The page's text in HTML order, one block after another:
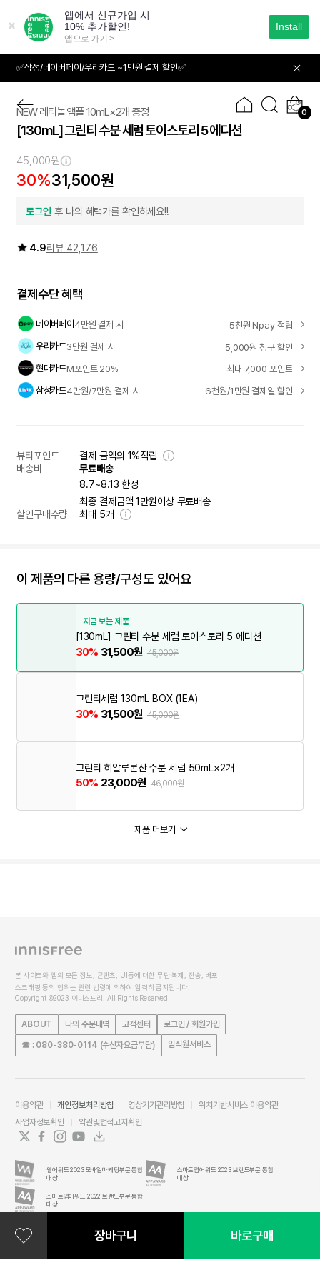
가
✅삼성/네이버페이/우리카드 ~1만원 결제 할인✅
0
01 05
NEW 레티놀 앰플 10mL×2개 증정
[130mL] 그린티 수분 세럼 토이스토리 5 에디션
45,000원
30%31,500원
로그인 후 나의 혜택가를 확인하세요!!
4.9리뷰 42,176
결제수단 혜택
네이버페이4만원 결제 시
5천원 Npay 적립
우리카드3만원 결제 시
5,000원 청구 할인
현대카드M포인트 20%
최대 7,000 포인트
삼성카드4만원/7만원 결제 시 6천원/1만원 결제일 할인
뷰티포인트
결제 금액의 1%적립
배송비
무료배송
8.7~8.13 한정
최종 결제금액 1만원이상 무료배송
할인구매수량
최대 5개
이 제품의 다른 용량/구성도 있어요
지금 보는 제품
[130mL] 그린티 수분 세럼 토이스토리 5 에디션
30% 31,500원 45,000원
그린티세럼 130mL BOX (1EA)
30% 31,500원 45,000원
그린티 히알루론산 수분 세럼 50mL×2개
50% 23,000원 46,000원
제품 더보기
장바구니 바로구매
본 사이트와 앱의 모든 정보, 콘텐츠, UI등에 대한 무단 복제, 전송, 배포
스크래핑 등의 행위는 관련 법령에 의하여 엄격히 금지됩니다.
Copyright ©2023 이니스프리. All Rights Reserved
ABOUT 나의 주문내역 고객센터 로그인 / 회원가입
☎ : 080-380-0114 (수신자요금부담) 임직원서비스
이용약관 개인정보처리방침 영상기기관리방침
위치기반서비스 이용약관
사업자정보확인
약관및법적고지확인
웹어워드 2023 모바일마케팅부문 통합
대상
스마트앱어워드 2023 브랜드부문 통합
대상
스마트앱어워드 2022 브랜드부문 통합
대상